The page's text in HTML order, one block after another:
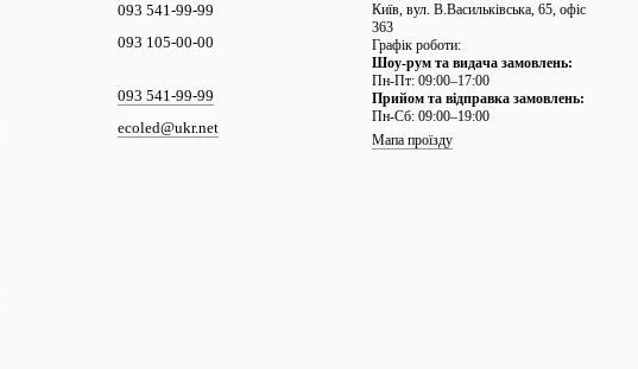
093 541-99-99
093 105-00-00
093 541-99-99
ecoled@ukr.net
Київ, вул. В.Васильківська, 65, офіс
363
Графік роботи:
Шоу-рум та видача замовлень:
Пн-Пт: 09:00–17:00
Прийом та відправка замовлень:
Пн-Сб: 09:00–19:00
Мапа проїзду